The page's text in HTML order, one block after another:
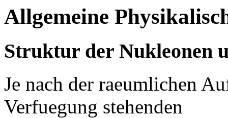
Allgemeine
Struktur der Nukleonen
Je nach der raeumlichen
Verfuegung stehenden